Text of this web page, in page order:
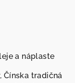
a náplaste
Čínska tradičná